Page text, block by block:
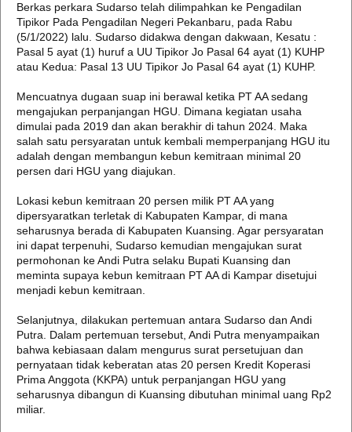
Berkas perkara Sudarso telah dilimpahkan ke Pengadilan
Tipikor Pada Pengadilan Negeri Pekanbaru, pada Rabu
(5/1/2022) lalu. Sudarso didakwa dengan dakwaan, Kesatu :
Pasal 5 ayat (1) huruf a UU Tipikor Jo Pasal 64 ayat (1) KUHP
atau Kedua: Pasal 13 UU Tipikor Jo Pasal 64 ayat (1) KUHP.
Mencuatnya dugaan suap ini berawal ketika PT AA sedang
mengajukan perpanjangan HGU. Dimana kegiatan usaha
dimulai pada 2019 dan akan berakhir di tahun 2024. Maka
salah satu persyaratan untuk kembali memperpanjang HGU itu
adalah dengan membangun kebun kemitraan minimal 20
persen dari HGU yang diajukan.
Lokasi kebun kemitraan 20 persen milik PT AA yang
dipersyaratkan terletak di Kabupaten Kampar, di mana
seharusnya berada di Kabupaten Kuansing. Agar persyaratan
ini dapat terpenuhi, Sudarso kemudian mengajukan surat
permohonan ke Andi Putra selaku Bupati Kuansing dan
meminta supaya kebun kemitraan PT AA di Kampar disetujui
menjadi kebun kemitraan.
Selanjutnya, dilakukan pertemuan antara Sudarso dan Andi
Putra. Dalam pertemuan tersebut, Andi Putra menyampaikan
bahwa kebiasaan dalam mengurus surat persetujuan dan
pernyataan tidak keberatan atas 20 persen Kredit Koperasi
Prima Anggota (KKPA) untuk perpanjangan HGU yang
seharusnya dibangun di Kuansing dibutuhan minimal uang Rp2
miliar.